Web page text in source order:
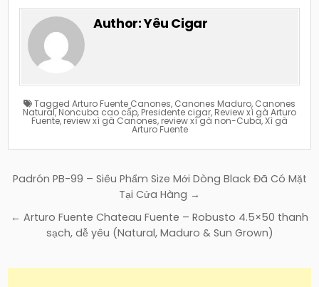
Author:Yêu Cigar
Tagged Arturo Fuente Canones, Canones Maduro, Canones
Natural,Noncuba cao cấp, Presidente cigar, Review xì gà Arturo
Fuente, review xì gà Canones, review xì gà non-Cuba,Xì gà
Arturo Fuente
Điều
bài
Padrón PB-99 – Siêu Phẩm Size Mới Dòng Black Đã Có Mặt
Tại Cửa Hàng →
← Arturo Fuente Chateau Fuente – Robusto 4.5×50 thanh
sạch, dễ yêu (Natural, Maduro & Sun Grown)